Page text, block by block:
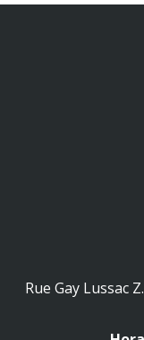
Rue Gay Lussac